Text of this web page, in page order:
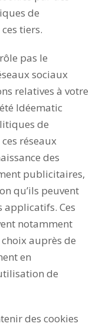
de
tiers.
pas le
sociaux
relatives à votre
Idéematic
de
réseaux
des
publicitaires,
qu’ils peuvent
applicatifs. Ces
notamment
auprès de
en
de
des cookies